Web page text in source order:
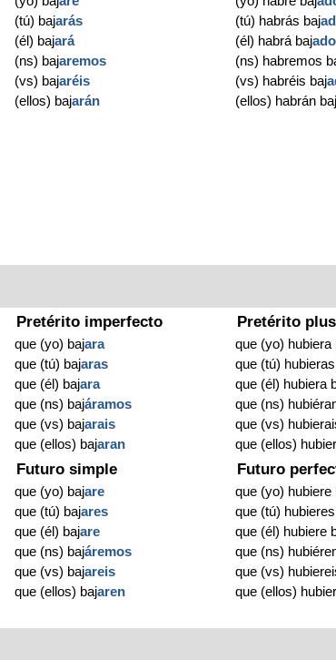
(tú) bajarás
(él) bajará
(ns) bajaremos
(vs) bajaréis
(ellos) bajarán
(tú) habrás baj
(él) habrá bajado
(ns) habremos
(vs) habréis baj
(ellos) habrán
Pretérito imperfecto
que (yo) bajara
que (tú) bajaras
que (él) bajara
que (ns) bajáramos
que (vs) bajarais
que (ellos) bajaran
Pretérito
que (yo) hubiera
que (tú)
que (él) hubiera
que (ns)
que (vs)
que (ellos)
Futuro simple
que (yo) bajare
que (tú) bajares
que (él) bajare
que (ns) bajáremos
que (vs) bajareis
que (ellos) bajaren
Futuro
que (yo) hubiere
que (tú)
que (él) hubiere
que (ns)
que (vs)
que (ellos)